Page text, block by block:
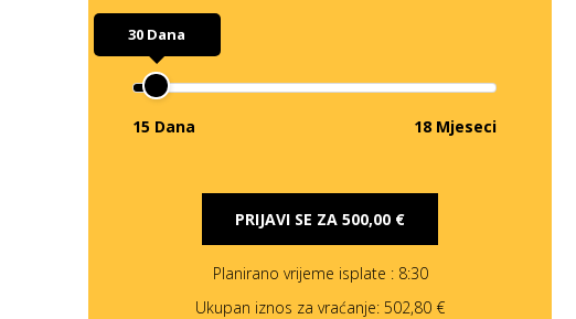
30 Dana
15 Dana 18 Mjeseci
PRIJAVI SE ZA 500,00 €
Planirano vrijeme isplate : 8:30
Ukupan iznos za vraćanje: 502,80 €